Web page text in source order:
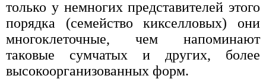
только у немногих представителей этого
порядка (семейство кикселловых) они
многоклеточные, чем напоминают
таковые сумчатых и других, более
высокоорганизованных форм.